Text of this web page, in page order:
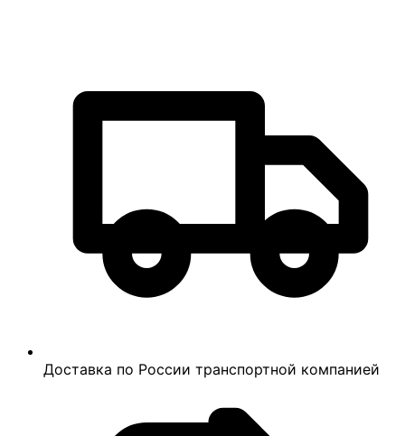
Доставка по России транспортной компанией